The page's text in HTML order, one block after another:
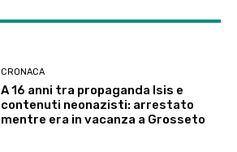
CRONACA
A 16 anni tra propaganda Isis e
contenuti neonazisti: arrestato
mentre era in vacanza a Grosseto